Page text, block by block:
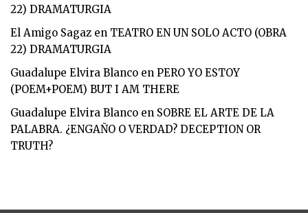
22) DRAMATURGIA
El Amigo Sagaz en TEATRO EN UN SOLO ACTO (OBRA
22) DRAMATURGIA
Guadalupe Elvira Blanco en PERO YO ESTOY
(POEM+POEM) BUT I AM THERE
Guadalupe Elvira Blanco en SOBRE EL ARTE DE LA
PALABRA. ¿ENGAÑO O VERDAD? DECEPTION OR
TRUTH?